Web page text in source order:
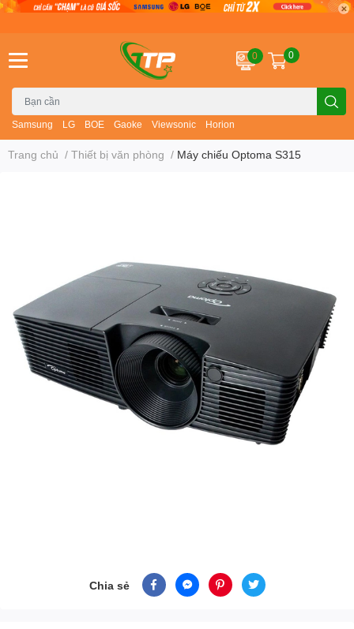
Samsung LG BOE Gaoke Viewsonic Horion
0 0
Trang chủ / Thiết bị văn phòng / Máy chiếu Optoma S315
Chia sẻ